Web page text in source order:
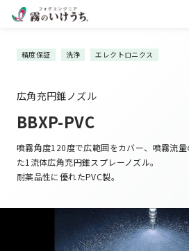
精度保証 洗浄 エレクトロニクス
広角充円錐ノズル
BBXP-PVC
噴霧角度120度で広範囲をカバー、噴霧流
た1流体広角充円錐スプレーノズル。
耐薬品性に優れたPVC製。